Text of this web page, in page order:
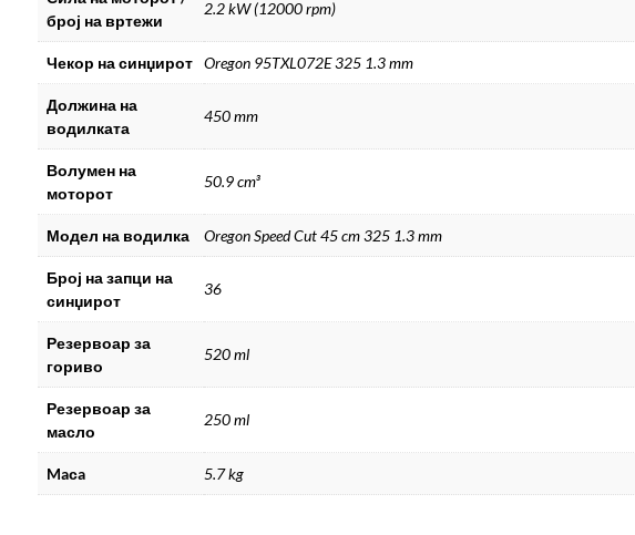
број на вртежи
2.2 kW (12000 rpm)
Чекор на синџирот Oregon 95TXL072E 325 1.3 mm
Должина на
водилката
450 mm
Волумен на
моторот
50.9 cm³
Модел на водилка Oregon Speed Cut 45 cm 325 1.3 mm
Број на запци на
синџирот
36
Резервоар за
гориво
520 ml
Резервоар за
масло
250 ml
Maсa 5.7 kg